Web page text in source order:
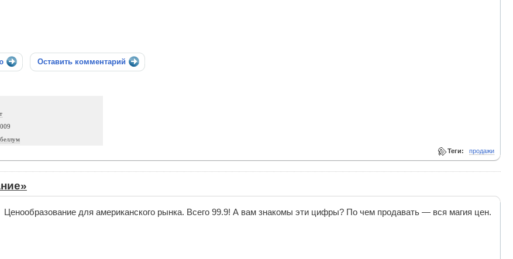
Оставить комментарий
Теги: продажи
Ценообразование для американского рынка. Всего 99.9! А вам знакомы эти цифры? По чем продавать — вся магия цен.